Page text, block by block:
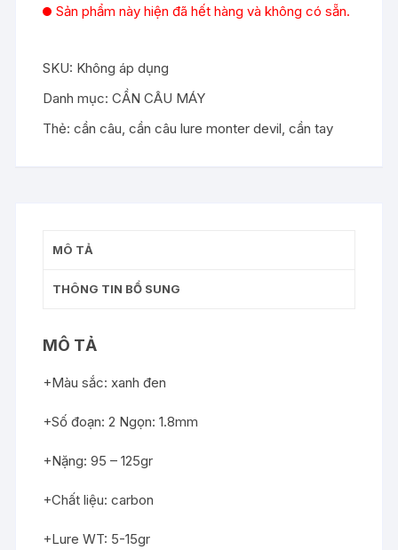
Sản phẩm này hiện đã hết hàng và không có sẵn.
SKU: Không áp dụng
Danh mục:CẦN CÂU MÁY
Thẻ:cần câu ,cần câu lure monter devil ,cần tay
MÔ TẢ
THÔNG TIN BỔ SUNG
MÔ TẢ
+Màu sắc: xanh đen
+Số đoạn: 2 Ngọn: 1.8mm
+Nặng: 95 – 125gr
+Chất liệu: carbon
+Lure WT: 5-15gr